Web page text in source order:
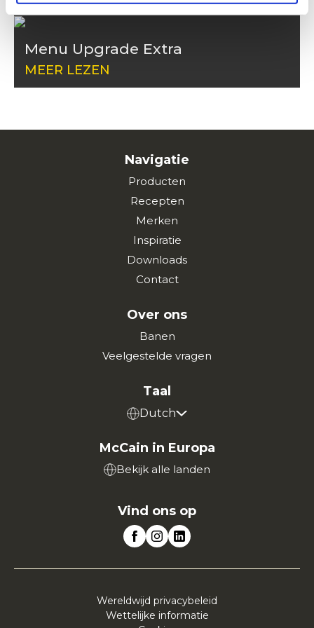
Menu Upgrade Extra
MEER LEZEN
Navigatie
Producten
Recepten
Merken
Inspiratie
Downloads
Contact
Over ons
Banen
Veelgestelde vragen
Taal
Dutch
McCain in Europa
Bekijk alle landen
Vind ons op
Wereldwijd privacybeleid
Wettelijke informatie